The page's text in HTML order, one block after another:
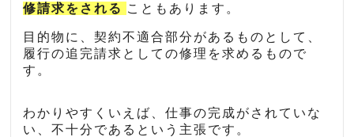
修請求をされる こともあります。
目的物に、契約不適合部分があるものとして、
履行の追完請求としての修理を求めるもので
す。
わかりやすくいえば、仕事の完成がされていな
い、不十分であるという主張です。